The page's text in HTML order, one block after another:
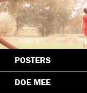
POSTERS
DOE MEE